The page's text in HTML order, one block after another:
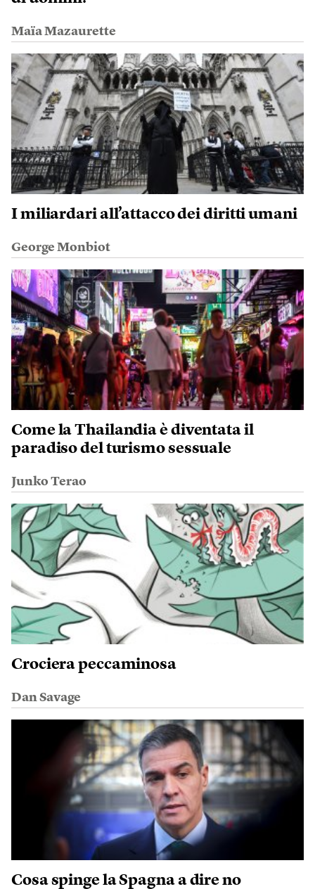
Maïa Mazaurette
I miliardari all’attacco dei diritti umani
George Monbiot
Come la Thailandia è diventata il
paradiso del turismo sessuale
Junko Terao
Crociera peccaminosa
Dan Savage
Cosa spinge la Spagna a dire no